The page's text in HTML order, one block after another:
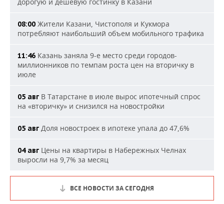
дорогую и дешевую гостинку в Казани
08:00 Жители Казани, Чистополя и Кукмора
потребляют наибольший объем мобильного трафика
11:46 Казань заняла 9-е место среди городов-
миллионников по темпам роста цен на вторичку в
июле
05 авг В Татарстане в июле вырос ипотечный спрос
на «вторичку» и снизился на новостройки
05 авг Доля новостроек в ипотеке упала до 47,6%
04 авг Цены на квартиры в Набережных Челнах
выросли на 9,7% за месяц
ВСЕ НОВОСТИ ЗА СЕГОДНЯ